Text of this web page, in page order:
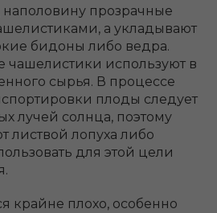
прозрачные
а укладывают
бидоны либо ведра.
чашелистики используют в
сырья. В процессе
плоды следует
лучей солнца, поэтому
листвой лопуха либо
для этой цели
крайне плохо, особенно